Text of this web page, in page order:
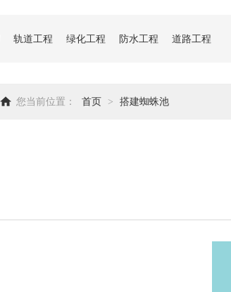
轨道工程 绿化工程 防水工程 道路工程
您当前位置： 首页 > 搭建蜘蛛池